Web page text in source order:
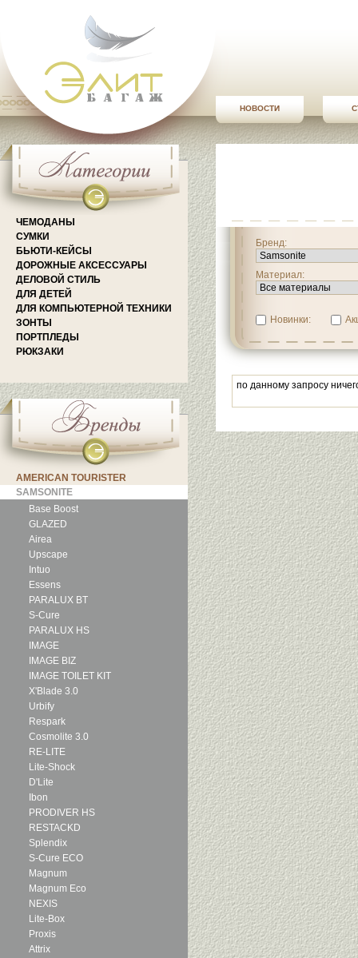
НОВОСТИ
ЧЕМОДАНЫ
СУМКИ
БЬЮТИ-КЕЙСЫ
ДОРОЖНЫЕ АКСЕССУАРЫ
ДЕЛОВОЙ СТИЛЬ
ДЛЯ ДЕТЕЙ
ДЛЯ КОМПЬЮТЕРНОЙ ТЕХНИКИ
ЗОНТЫ
ПОРТПЛЕДЫ
РЮКЗАКИ
AMERICAN TOURISTER
SAMSONITE
Base Boost
GLAZED
Airea
Upscape
Intuo
Essens
PARALUX BT
S-Cure
PARALUX HS
IMAGE
IMAGE BIZ
IMAGE TOILET KIT
X'Blade 3.0
Urbify
Respark
Cosmolite 3.0
RE-LITE
Lite-Shock
D'Lite
Ibon
PRODIVER HS
RESTACKD
Splendix
S-Cure ECO
Magnum
Magnum Eco
NEXIS
Lite-Box
Proxis
Attrix
Бренд:
Материал:
Новинки:
по данному запросу